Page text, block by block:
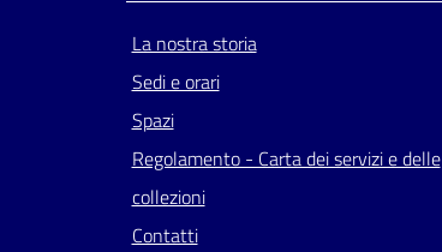
La nostra storia
Sedi e orari
Spazi
Regolamento - Carta dei servizi e delle
collezioni
Contatti